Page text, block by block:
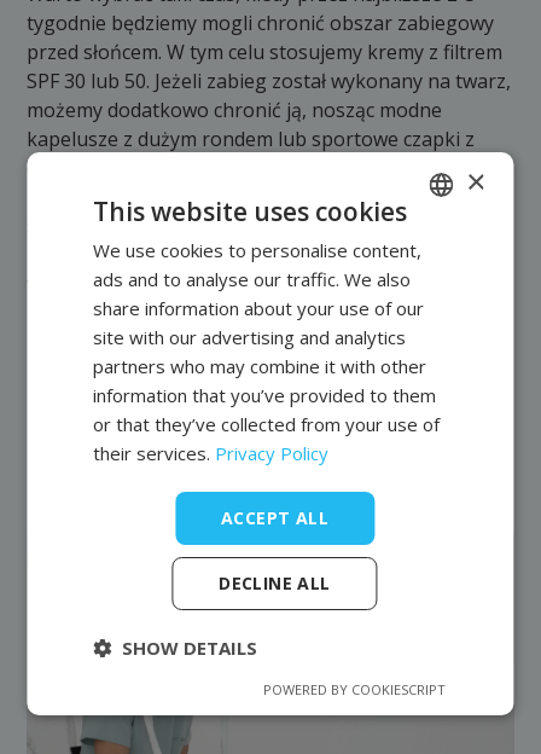
tygodnie będziemy mogli chronić obszar zabiegowy
przed słońcem. W tym celu stosujemy kremy z filtrem
SPF 30 lub 50. Jeżeli zabieg został wykonany na twarz,
możemy dodatkowo chronić ją, nosząc modne
kapelusze z dużym rondem lub sportowe czapki z
daszkiem.
Nawet jeżeli lato jest w pełni, możesz zadbać o swoją
skórę w gabinecie kosmetycznym. To dobry czas na
mezoterapię, która jest jednym z częściej
wykonywanych zabiegów w tym okresie.
Previous post Next entry
Latest articles
POLISH
×
This website uses cookies
We use cookies to personalise content,
ads and to analyse our traffic. We also
share information about your use of our
site with our advertising and analytics
partners who may combine it with other
information that you’ve provided to them
or that they’ve collected from your use of
their services. Privacy Policy
ACCEPT ALL
DECLINE ALL
SHOW DETAILS
POWERED BY COOKIESCRIPT